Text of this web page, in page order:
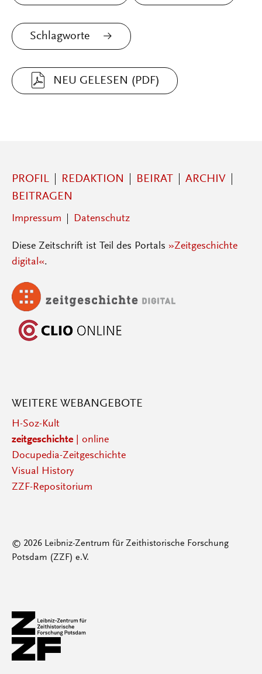
Schlagworte
NEU GELESEN (PDF)
PROFIL REDAKTION BEIRAT
ARCHIV
BEITRAGEN
Impressum Datenschutz
Diese Zeitschrift ist Teil des Portals »Zeitgeschichte
digital«.
WEITERE WEBANGEBOTE
H-Soz-Kult
zeitgeschichte| online
Docupedia-Zeitgeschichte
Visual History
ZZF-Repositorium
© 2026 Leibniz-Zentrum für Zeithistorische Forschung
Potsdam (ZZF) e.V.